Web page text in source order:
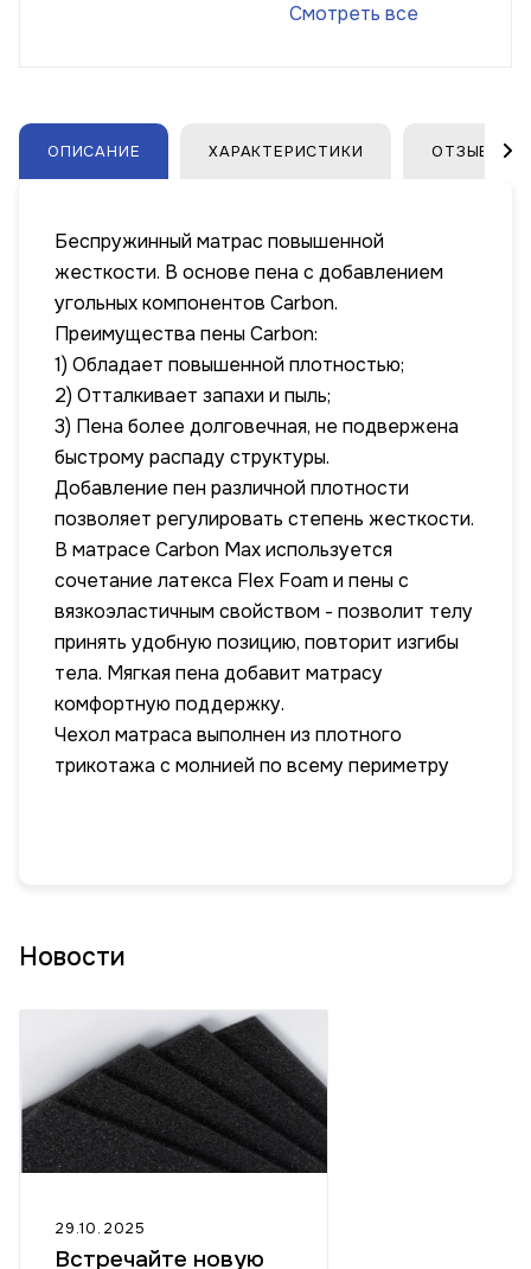
Смотреть все
ОПИСАНИЕ ХАРАКТЕРИСТИКИ ОТЗЫВЫ
Беспружинный матрас повышенной
жесткости. В основе пена с добавлением
угольных компонентов Carbon.
Преимущества пены Carbon:
1) Обладает повышенной плотностью;
2) Отталкивает запахи и пыль;
3) Пена более долговечная, не подвержена
быстрому распаду структуры.
Добавление пен различной плотности
позволяет регулировать степень жесткости.
В матрасе Carbon Max используется
сочетание латекса Flex Foam и пены с
вязкоэластичным свойством - позволит телу
принять удобную позицию, повторит изгибы
тела. Мягкая пена добавит матрасу
комфортную поддержку.
Чехол матраса выполнен из плотного
трикотажа с молнией по всему периметру
Новости
29.10.2025
Встречайте новую